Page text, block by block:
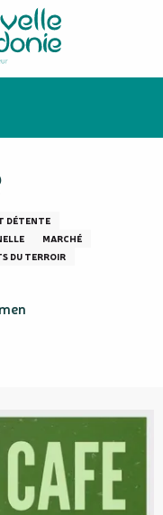
DÉTENTE
MARCHÉ
DU TERROIR